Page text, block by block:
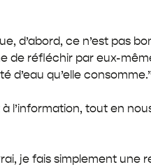
d’abord, ce n’est pas
de réfléchir par eux-
d’eau qu’elle
l’information, tout en
je fais simplement